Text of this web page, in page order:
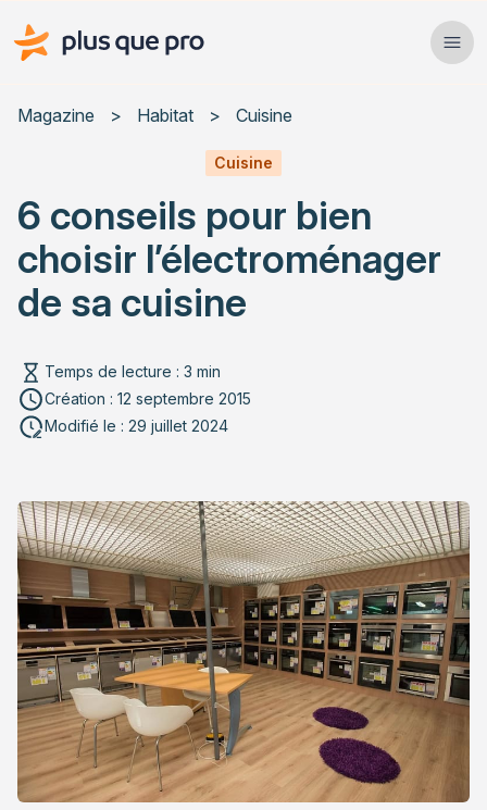
Plus que pro Mag'
Services
Actualités
Rechercher un article
Magazine > Habitat > Cuisine
Cuisine
6 conseils pour bien
choisir l’électroménager
de sa cuisine
Temps de lecture : 3 min
Création : 12 septembre 2015
Modifié le : 29 juillet 2024
Etre attentif à sa consommation d’énergie
L’électroménager pour petite cuisine
Un réfrigérateur selon le nombre de bouches à nourrir
Plaques de cuisson en fonction de votre façon de
cuisiner